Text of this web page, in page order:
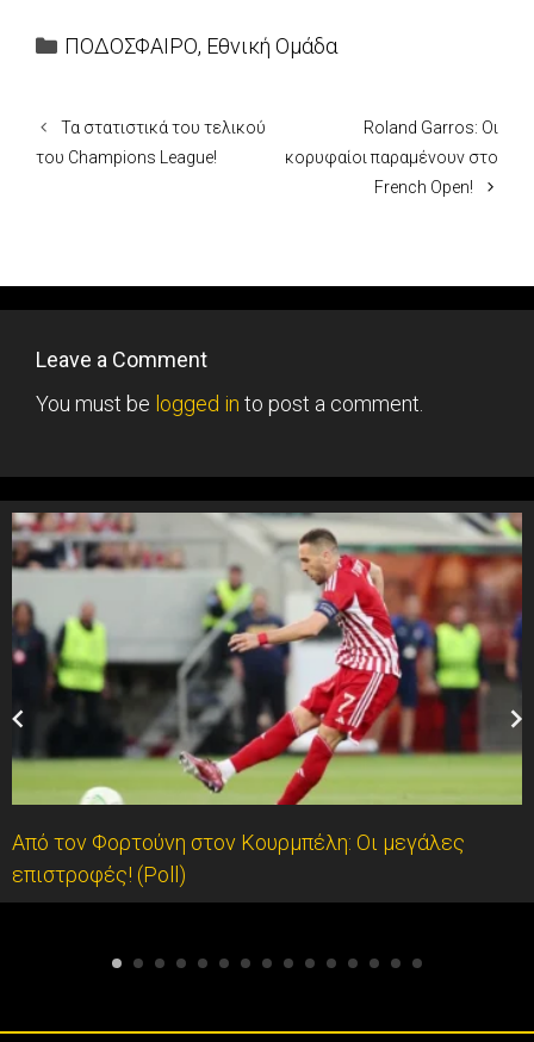
Categories
ΠΟΔΟΣΦΑΙΡΟ, Εθνική Ομάδα
Τα στατιστικά του τελικού
του Champions League!
Roland Garros: Οι
κορυφαίοι παραμένουν στο
French Open!
Leave a Comment
You must be logged in to post a comment.
Από τον Φορτούνη στον Κουρμπέλη: Οι μεγάλες
επιστροφές! (Poll)